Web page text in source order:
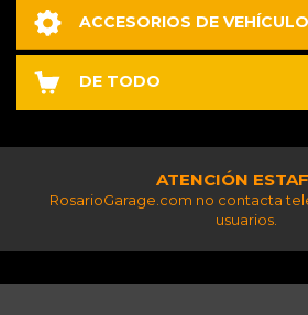
ACCESORIOS DE
DE TODO
ATENCIÓN
RosarioGarage.com no contacta
usuarios.